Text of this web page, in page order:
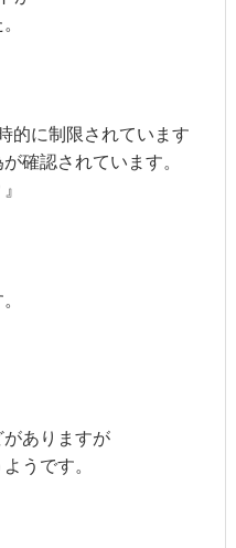
的に制限されています
確認されています。
ありますが
うです。